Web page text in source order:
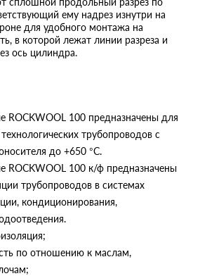
ему надрез изнутри на
для удобного монтажа на
в которой лежат линии разреза и
ось цилиндра.
ROCKWOOL 100 предназначены для
трубопроводов с
до +650 °С.
ROCKWOOL 100 к/ф предназначены
трубопроводов в системах
кондиционирования,
по отношению к маслам,